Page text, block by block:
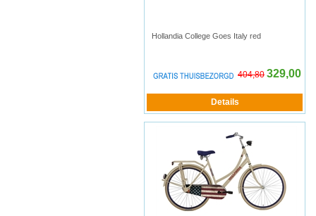
Hollandia College Goes Italy red
404,80 329,00